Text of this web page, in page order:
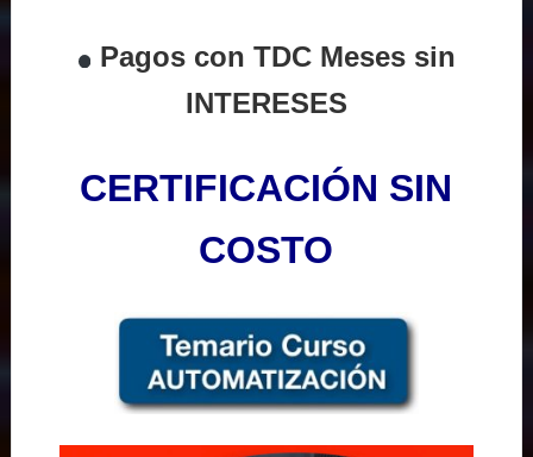
Pagos con TDC Meses sin
INTERESES
CERTIFICACIÓN SIN
COSTO